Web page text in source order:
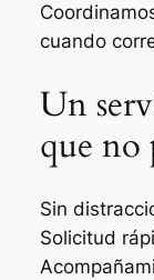
cuando
Un
que no
Sin
Solicitud